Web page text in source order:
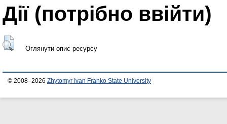
Дії ​​(потрібно ввійти)
Оглянути опис ресурсу
© 2008–2026 Zhytomyr Ivan Franko State University